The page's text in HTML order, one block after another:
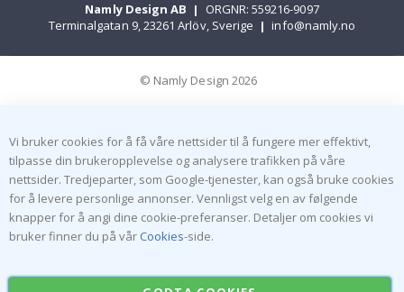
Namly Design AB |
ORGNR: 559216-9097
Terminalgatan 9, 23261 Arlöv, Sverige | info@namly.no
© Namly Design 2026
Vi bruker cookies for å få våre nettsider til å fungere mer effektivt,
tilpasse din brukeropplevelse og analysere trafikken på våre
nettsider. Tredjeparter, som Google-tjenester, kan også bruke cookies
for å levere personlige annonser. Vennligst velg en av følgende
knapper for å angi dine cookie-preferanser. Detaljer om cookies vi
bruker finner du på vår Cookies-side.